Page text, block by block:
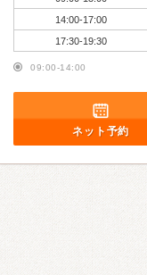
14:00-17:00
17:30-19:30
09:00-14:00
ネット予約